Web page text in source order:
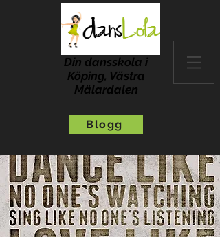
Din dansskola i
Köping, Västra
Mälardalen
Blogg